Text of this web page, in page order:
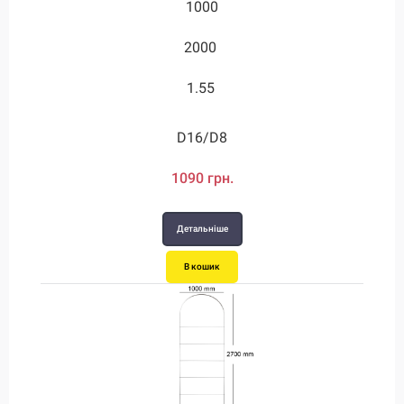
1000
2000
1.55
D16/D8
1090 грн.
Детальніше
В кошик
1750
3.55
3.55
D28/D12
2450 грн.
Детальніше
В кошик